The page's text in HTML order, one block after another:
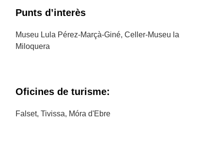
Punts d’interès
Museu Lula Pérez-Marçà-Giné, Celler-Museu la
Miloquera
Oficines de turisme:
Falset, Tivissa, Móra d'Ebre